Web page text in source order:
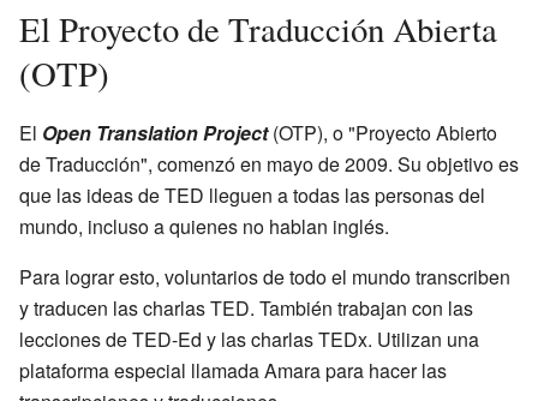
El Proyecto de Traducción Abierta
(OTP)
El Open Translation Project(OTP), o "Proyecto Abierto
de Traducción", comenzó en mayo de 2009. Su objetivo es
que las ideas de TED lleguen a todas las personas del
mundo, incluso a quienes no hablan inglés.
Para lograr esto, voluntarios de todo el mundo transcriben
y traducen las charlas TED. También trabajan con las
lecciones de TED-Ed y las charlas TEDx. Utilizan una
plataforma especial llamada Amara para hacer las